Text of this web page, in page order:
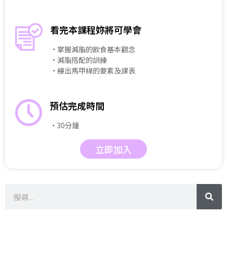
看完本課程妳將可學會
・掌握減脂的飲食基本觀念
・減脂搭配的訓練
・練出馬甲線的要素及課表
預估完成時間
・30分鐘
立即加入